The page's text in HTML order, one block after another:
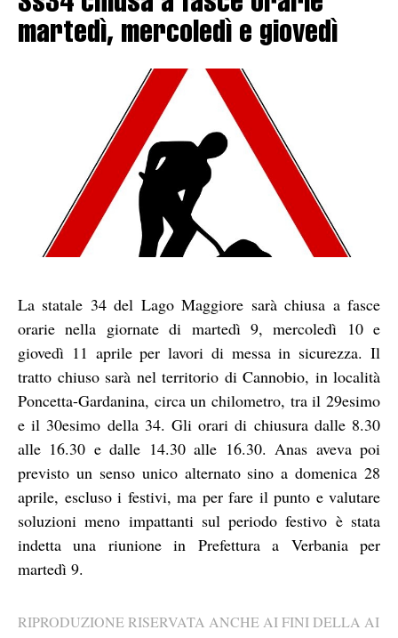
martedì, mercoledì e giovedì
La statale 34 del Lago Maggiore sarà chiusa a fasce
orarie nella giornate di martedì 9, mercoledì 10 e
giovedì 11 aprile per lavori di messa in sicurezza. Il
tratto chiuso sarà nel territorio di Cannobio, in località
Poncetta-Gardanina, circa un chilometro, tra il 29esimo
e il 30esimo della 34. Gli orari di chiusura dalle 8.30
alle 16.30 e dalle 14.30 alle 16.30. Anas aveva poi
previsto un senso unico alternato sino a domenica 28
aprile, escluso i festivi, ma per fare il punto e valutare
soluzioni meno impattanti sul periodo festivo è stata
indetta una riunione in Prefettura a Verbania per
martedì 9.
RIPRODUZIONE RISERVATA ANCHE AI FINI DELLA AI